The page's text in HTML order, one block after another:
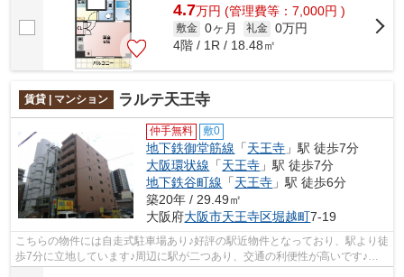
4.7万円 (管理費等：7,000円 )
敷金 0ヶ月 礼金 0万円
4階 / 1R / 18.48㎡
賃貸 | マンション ラルテ天王寺
仲手無料 敷0
地下鉄御堂筋線 「天王寺 」駅 徒歩7分
大阪環状線 「天王寺 」駅 徒歩7分
地下鉄谷町線 「天王寺 」駅 徒歩6分
築20年 / 29.49㎡
大阪府大阪市天王寺区堀越町7-19
こちらの物件には自走式駐車場あり♪好評の駅近物件となっており、駅より徒
歩7分に立地しています♪周辺に駅が二つあり、交通の利便性が高いです♪共